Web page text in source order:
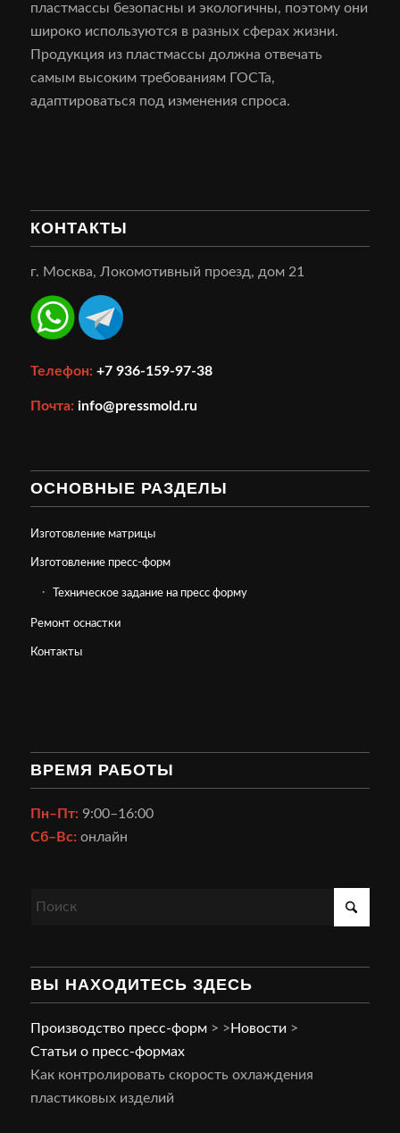
пластмассы безопасны и экологичны, поэтому они
широко используются в разных сферах жизни.
Продукция из пластмассы должна отвечать
самым высоким требованиям ГОСТа,
адаптироваться под изменения спроса.
КОНТАКТЫ
г. Москва, Локомотивный проезд, дом 21
Телефон: +7 936-159-97-38
Почта: info@pressmold.ru
ОСНОВНЫЕ РАЗДЕЛЫ
Изготовление матрицы
Изготовление пресс-форм
Техническое задание на пресс форму
Ремонт оснастки
Контакты
ВРЕМЯ РАБОТЫ
Пн–Пт:9:00–16:00
Сб–Вс:онлайн
ВЫ НАХОДИТЕСЬ ЗДЕСЬ
Производство пресс-форм>
Статьи о пресс-формах
>Новости >
Как контролировать скорость охлаждения
пластиковых изделий